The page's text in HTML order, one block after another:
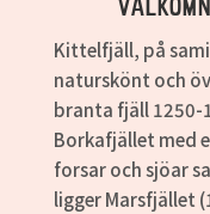
Kittelfjäll, på
naturskönt och
branta fjäll 1250-
Borkafjället med
forsar och sjöar
ligger Marsfjället